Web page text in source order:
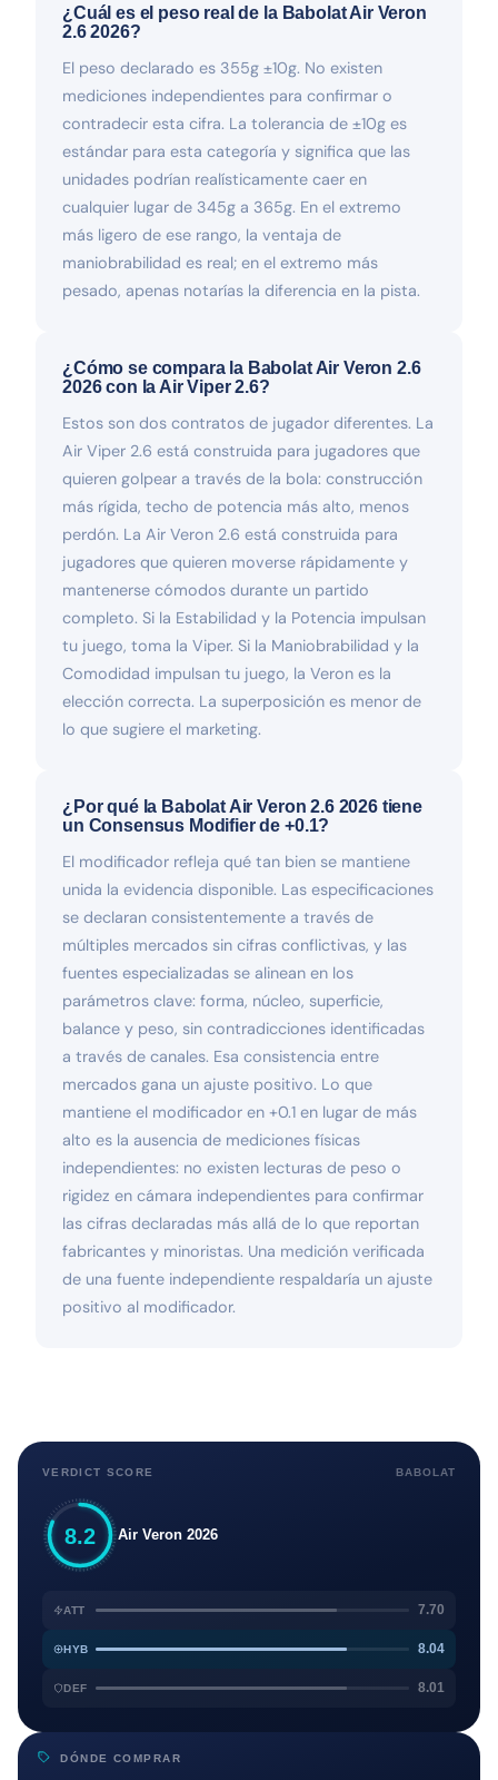
¿Cuál es el peso real de la Babolat Air Veron
2.6 2026?
El peso declarado es 355g ±10g. No existen
mediciones independientes para confirmar o
contradecir esta cifra. La tolerancia de ±10g es
estándar para esta categoría y significa que las
unidades podrían realísticamente caer en
cualquier lugar de 345g a 365g. En el extremo
más ligero de ese rango, la ventaja de
maniobrabilidad es real; en el extremo más
pesado, apenas notarías la diferencia en la pista.
¿Cómo se compara la Babolat Air Veron 2.6
2026 con la Air Viper 2.6?
Estos son dos contratos de jugador diferentes. La
Air Viper 2.6 está construida para jugadores que
quieren golpear a través de la bola: construcción
más rígida, techo de potencia más alto, menos
perdón. La Air Veron 2.6 está construida para
jugadores que quieren moverse rápidamente y
mantenerse cómodos durante un partido
completo. Si la Estabilidad y la Potencia impulsan
tu juego, toma la Viper. Si la Maniobrabilidad y la
Comodidad impulsan tu juego, la Veron es la
elección correcta. La superposición es menor de
lo que sugiere el marketing.
¿Por qué la Babolat Air Veron 2.6 2026 tiene
un Consensus Modifier de +0.1?
El modificador refleja qué tan bien se mantiene
unida la evidencia disponible. Las especificaciones
se declaran consistentemente a través de
múltiples mercados sin cifras conflictivas, y las
fuentes especializadas se alinean en los
parámetros clave: forma, núcleo, superficie,
balance y peso, sin contradicciones identificadas
a través de canales. Esa consistencia entre
mercados gana un ajuste positivo. Lo que
mantiene el modificador en +0.1 en lugar de más
alto es la ausencia de mediciones físicas
independientes: no existen lecturas de peso o
rigidez en cámara independientes para confirmar
las cifras declaradas más allá de lo que reportan
fabricantes y minoristas. Una medición verificada
de una fuente independiente respaldaría un ajuste
positivo al modificador.
VERDICT SCORE BABOLAT
8.2 Air Veron 2026
ATT 7.70
HYB 8.04
DEF 8.01
DÓNDE COMPRAR